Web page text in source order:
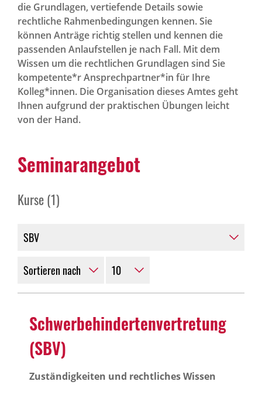
Betriebsrat-Wissen
News Archiv
die Grundlagen, vertiefende Details sowie
rechtliche Rahmenbedingungen kennen. Sie
können Anträge richtig stellen und kennen die
passenden Anlaufstellen je nach Fall. Mit dem
Wissen um die recht­lichen Grund­lagen sind Sie
kompetente*r Ansprech­partner*in für Ihre
Kolleg*innen. Die Organisation dieses Amtes geht
Ihnen aufgrund der praktischen Übungen leicht
von der Hand.
Semi­nar­an­gebot
Kurse (1)
Schwer­be­hin­der­ten­ver­tre­tung
(SBV)
Zuständigkeiten und rechtliches Wissen